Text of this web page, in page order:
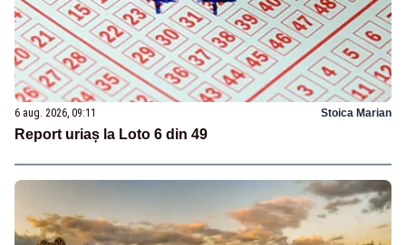
6 aug. 2026, 09:11 Stoica Marian
Report uriaș la Loto 6 din 49